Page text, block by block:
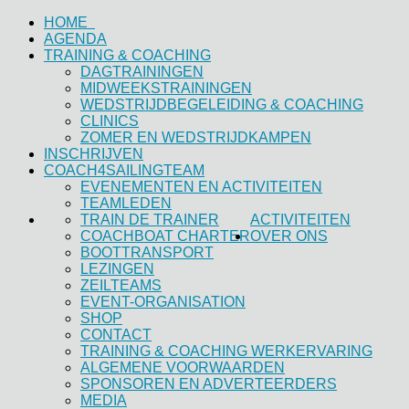
HOME
AGENDA
TRAINING & COACHING
DAGTRAININGEN
MIDWEEKSTRAININGEN
WEDSTRIJDBEGELEIDING & COACHING
CLINICS
ZOMER EN WEDSTRIJDKAMPEN
INSCHRIJVEN
COACH4SAILINGTEAM
EVENEMENTEN EN ACTIVITEITEN
TEAMLEDEN
ACTIVITEITEN
TRAIN DE TRAINER
COACHBOAT CHARTER
BOOTTRANSPORT
LEZINGEN
ZEILTEAMS
EVENT-ORGANISATION
SHOP
OVER ONS
CONTACT
TRAINING & COACHING WERKERVARING
ALGEMENE VOORWAARDEN
SPONSOREN EN ADVERTEERDERS
MEDIA